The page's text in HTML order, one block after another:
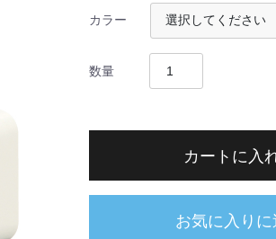
カラー
数量
カートに入
お気に入りに